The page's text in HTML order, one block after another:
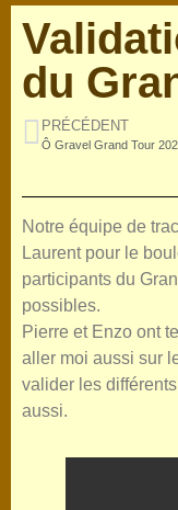
du
PRÉCÉDENT
Notre équipe de
Laurent pour le
participants du
possibles.
Pierre et Enzo ont
aller moi aussi sur
valider les
aussi.